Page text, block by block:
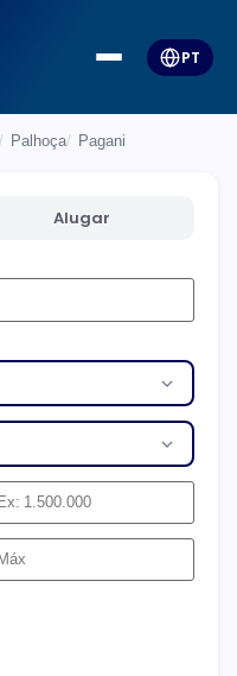
PT
Palhoça Pagani
Alugar